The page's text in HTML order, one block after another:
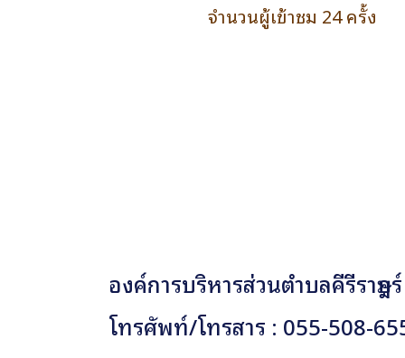
จำนวนผู้เข้าชม 24 ครั้ง
องค์การบริหารส่วนตำบลคีรีราษ
โทรศัพท์/โทรสาร : 055-508-